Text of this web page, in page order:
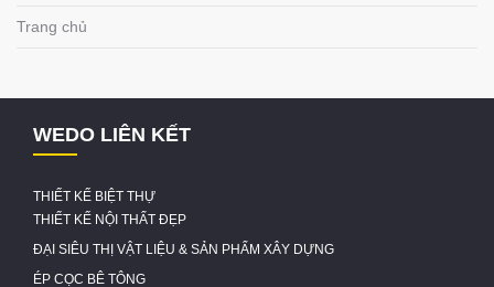
Trang chủ
WEDO LIÊN KẾT
THIẾT KẾ BIỆT THỰ
THIẾT KẾ NỘI THẤT ĐẸP
ĐẠI SIÊU THỊ VẬT LIỆU & SẢN PHẨM XÂY DỰNG
ÉP CỌC BÊ TÔNG